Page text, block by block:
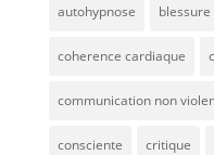
autohypnose blessure
coherence cardiaque
communication non
consciente critique